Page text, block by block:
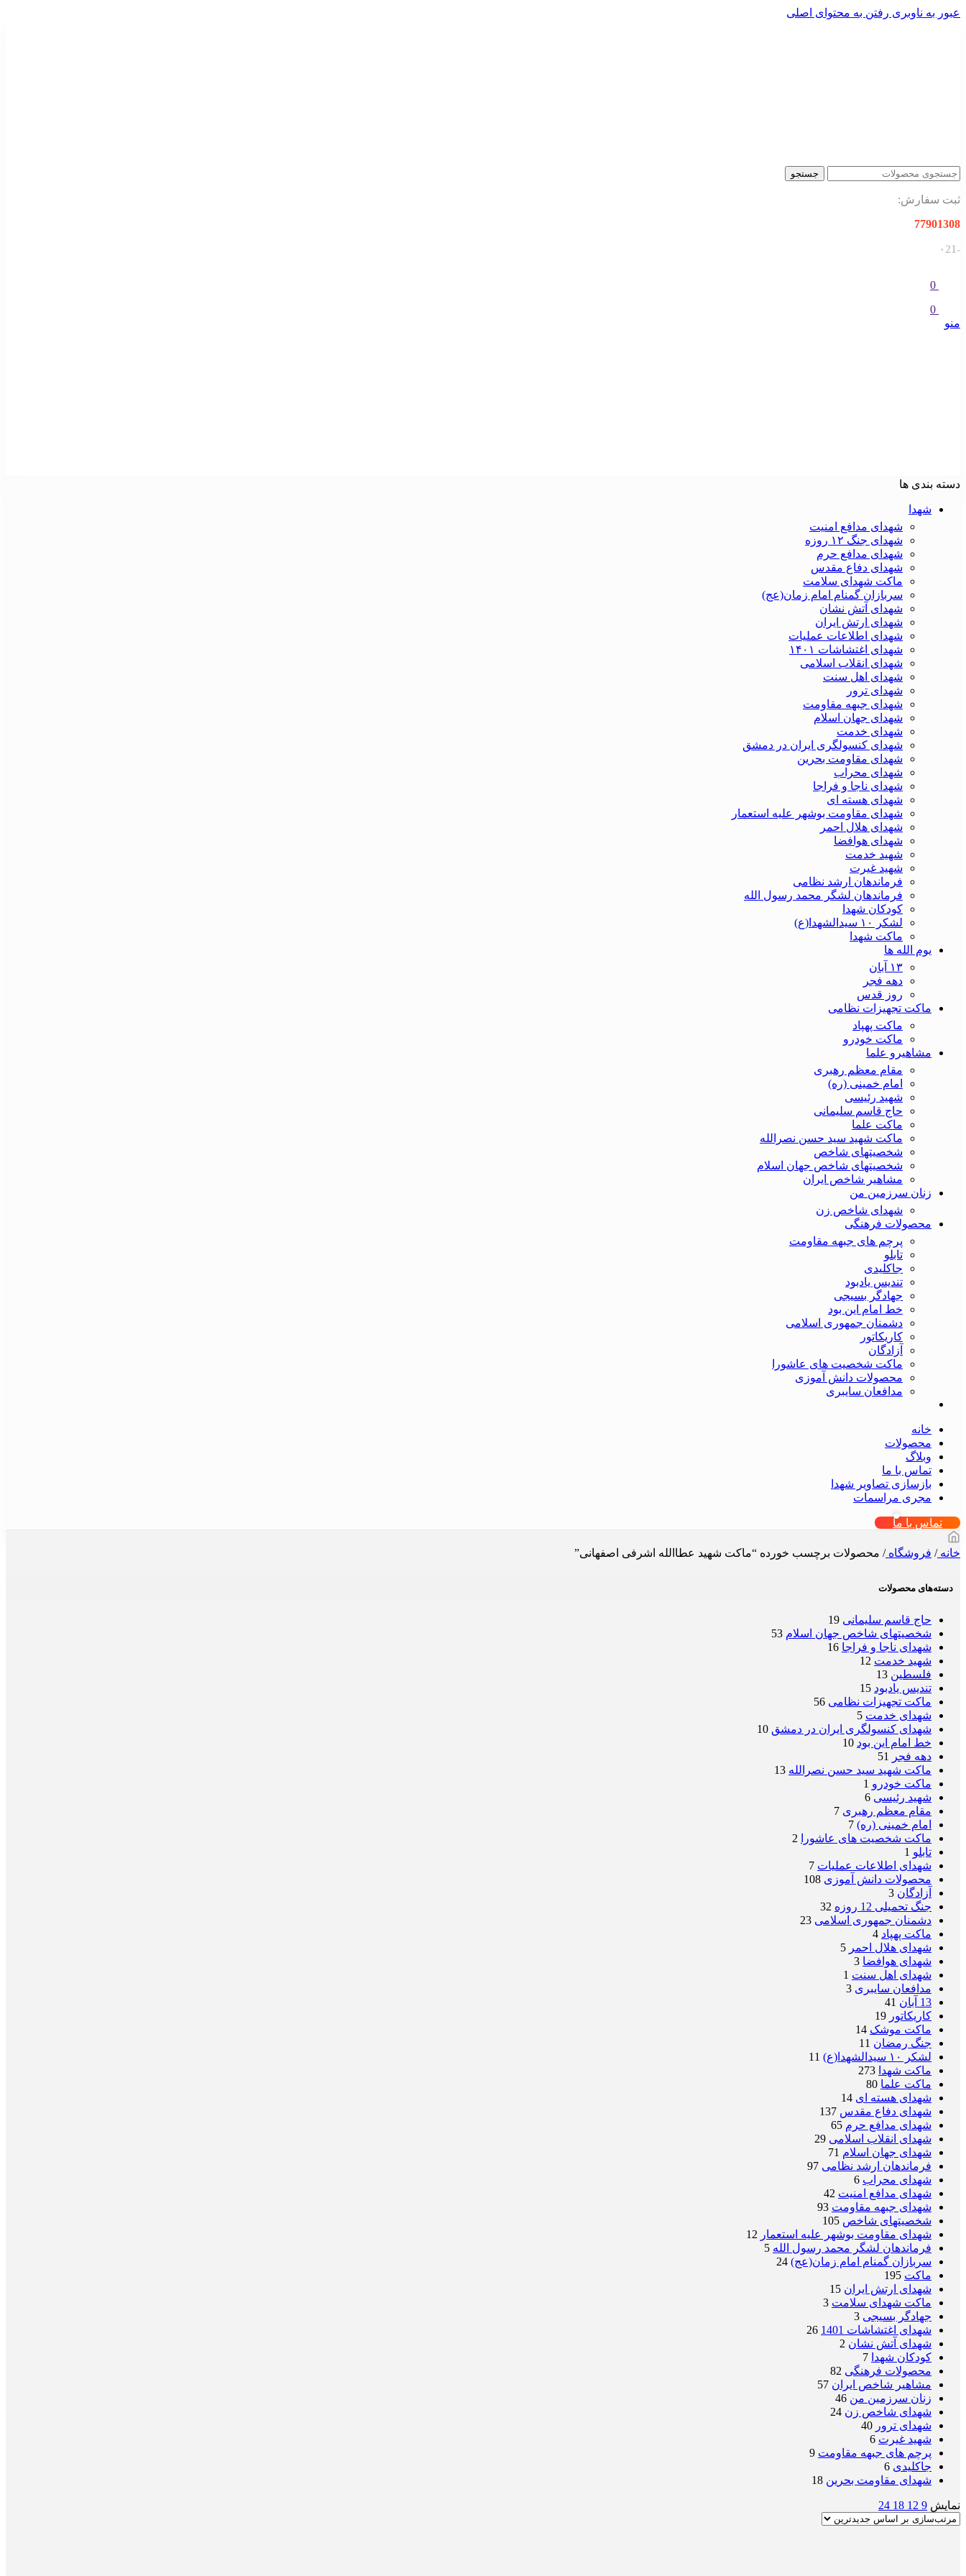
عبور به ناوبری رفتن به محتوای اصلی
جستجو
ثبت سفارش:
77901308
-۰21
0
0
منو
دسته بندی ها
شهدا
شهدای مدافع امنیت
شهدای جنگ ۱۲ روزه
شهدای مدافع حرم
شهدای دفاع مقدس
ماکت شهدای سلامت
سربازان گمنام امام زمان(عج)
شهدای آتش نشان
شهدای ارتش ایران
شهدای اطلاعات عملیات
شهدای اغتشاشات ۱۴۰۱
شهدای انقلاب اسلامی
شهدای اهل سنت
شهدای ترور
شهدای جبهه مقاومت
شهدای جهان اسلام
شهدای خدمت
شهدای کنسولگری ایران در دمشق
شهدای مقاومت بحرین
شهدای محراب
شهدای ناجا و فراجا
شهدای هسته ای
شهدای مقاومت بوشهر علیه استعمار
شهدای هلال احمر
شهدای هوافضا
شهید خدمت
شهید غیرت
فرماندهان ارشد نظامی
فرماندهان لشگر محمد رسول الله
کودکان شهدا
لشکر ۱۰ سیدالشهدا(ع)
ماکت شهدا
یوم الله ها
۱۳ آبان
دهه فجر
روز قدس
ماکت تجهیزات نظامی
ماکت پهپاد
ماکت خودرو
مشاهیرو علما
مقام معظم رهبری
امام خمینی (ره)
شهید رئیسی
حاج قاسم سلیمانی
ماکت علما
ماکت شهید سید حسن نصرالله
شخصیتهای شاخص
شخصیتهای شاخص جهان اسلام
مشاهیر شاخص ایران
زنان سرزمین من
شهدای شاخص زن
محصولات فرهنگی
پرچم های جبهه مقاومت
تابلو
جاکلیدی
تندیس یادبود
جهادگر بسیجی
خط امام این بود
دشمنان جمهوری اسلامی
کاریکاتور
آزادگان
ماکت شخصیت های عاشورا
محصولات دانش آموزی
مدافعان سایبری
خانه
محصولات
وبلاگ
تماس با ما
بازسازی تصاویر شهدا
مجری مراسمات
تماس با ما
خانه/ فروشگاه/ محصولات برچسب خورده “ماکت شهید عطاالله اشرفی اصفهانی”
دسته‌های محصولات
حاج قاسم سلیمانی 19
شخصیتهای شاخص جهان اسلام 53
شهدای ناجا و فراجا 16
شهید خدمت 12
فلسطین 13
تندیس یادبود 15
ماکت تجهیزات نظامی 56
شهدای خدمت 5
شهدای کنسولگری ایران در دمشق 10
خط امام این بود 10
دهه فجر
51
ماکت شهید سید حسن نصرالله 13
ماکت خودرو 1
شهید رئیسی 6
مقام معظم رهبری 7
امام خمینی (ره) 7
ماکت شخصیت های عاشورا
2
تابلو 1
شهدای اطلاعات عملیات 7
محصولات دانش آموزی 108
آزادگان 3
جنگ تحمیلی 12 روزه
32
دشمنان جمهوری اسلامی 23
ماکت پهپاد 4
شهدای هلال احمر 5
شهدای هوافضا 3
شهدای اهل سنت 1
مدافعان سایبری 3
13 آبان
41
کاریکاتور 19
ماکت موشک 14
جنگ رمضان 11
لشکر ۱۰ سیدالشهدا(ع)
11
ماکت شهدا 273
ماکت علما 80
شهدای هسته ای 14
شهدای دفاع مقدس 137
شهدای مدافع حرم 65
شهدای انقلاب اسلامی 29
شهدای جهان اسلام 71
فرماندهان ارشد نظامی 97
شهدای محراب 6
شهدای مدافع امنیت 42
شهدای جبهه مقاومت 93
شخصیتهای شاخص 105
شهدای مقاومت بوشهر علیه استعمار 12
فرماندهان لشگر محمد رسول الله 5
سربازان گمنام امام زمان(عج) 24
ماکت 195
شهدای ارتش ایران 15
ماکت شهدای سلامت 3
جهادگر بسیجی 3
شهدای اغتشاشات 1401
26
شهدای آتش نشان 2
کودکان شهدا 7
محصولات فرهنگی 82
مشاهیر شاخص ایران 57
زنان سرزمین من 46
شهدای شاخص زن 24
شهدای ترور 40
شهید غیرت 6
پرچم های جبهه مقاومت 9
جاکلیدی 6
شهدای مقاومت بحرین 18
نمایش 9
12
18
24